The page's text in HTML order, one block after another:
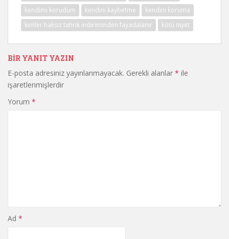
kendimi korudum
kendini kaybetme
kendini koruma
kimler haksız tahrik indiriminden fayadalanır
kötü niyet
BIR YANIT YAZIN
E-posta adresiniz yayınlanmayacak. Gerekli alanlar * ile
işaretlenmişlerdir
Yorum *
Ad *